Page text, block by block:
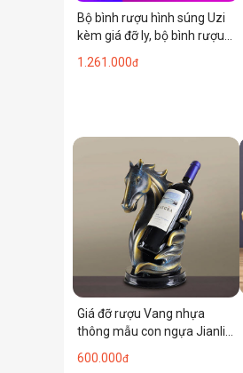
Bộ bình rượu hình súng Uzi
kèm giá đỡ ly, bộ bình rượu
nhàng cho người yêu rượu
1.261.000đ
Giá đỡ rượu Vang nhựa
thông mẫu con ngựa Jianlin
JL002
600.000đ